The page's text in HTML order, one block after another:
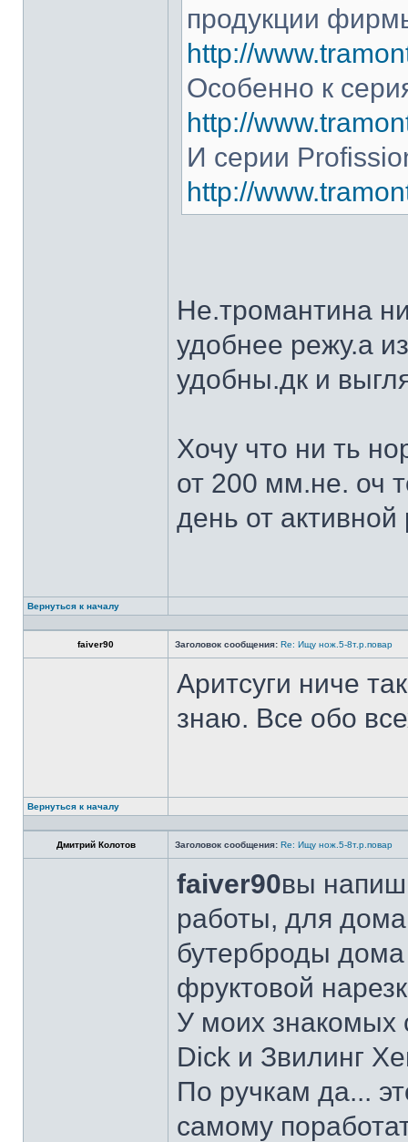
продукции
http://
Особенно к
http://
И серии
http://
Не.тромантина
удобнее режу.а
удобны.дк и
Хочу что ни ть
от 200 мм.не. оч
день от
Вернуться к началу
faiver90 Заголовок сообщения: Re: Ищу нож.5-8т.р.повар
Аритсуги ниче
знаю. Все обо
Вернуться к началу
Дмитрий Колотов Заголовок сообщения: Re: Ищу нож.5-8т.р.повар
faiver90вы
работы, для
бутерброды дома
фруктовой
У моих знакомых
Dick и Звилинг
По ручкам да...
самому